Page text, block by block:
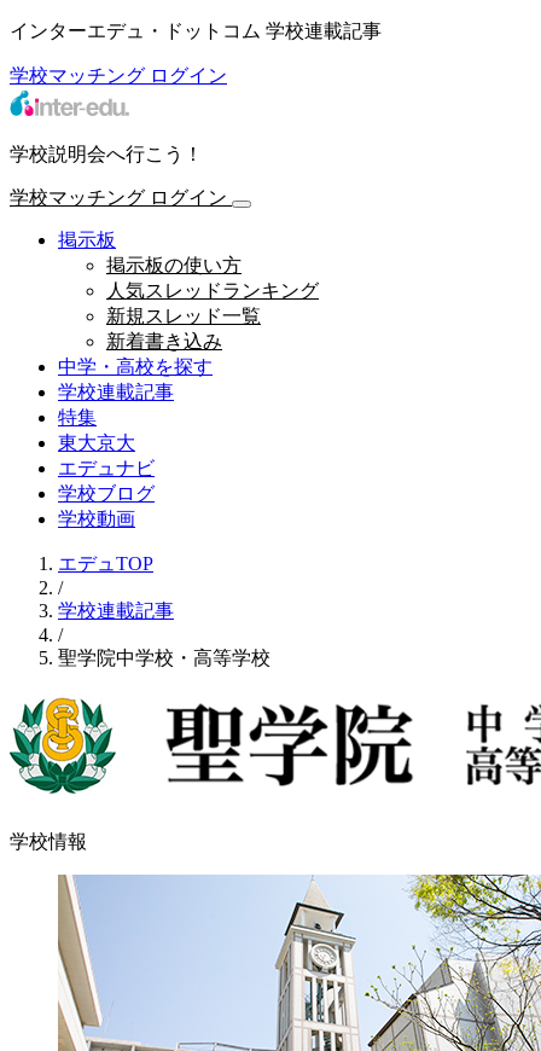
インターエデュ・ドットコム 学校連載記事
学校マッチング ログイン
学校説明会へ行こう！
学校マッチング ログイン
掲示板
掲示板の使い方
人気スレッドランキング
新規スレッド一覧
新着書き込み
中学・高校を探す
学校連載記事
特集
東大京大
エデュナビ
学校ブログ
学校動画
エデュTOP
/
学校連載記事
/
聖学院中学校・高等学校
学校情報